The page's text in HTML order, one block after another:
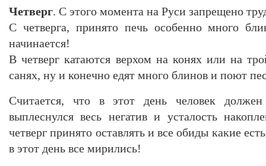
Четверг. С этого момента на Руси запрещено
С четверга, принято печь особенно много
начинается!
В четверг катаются верхом на конях или на
санях, ну и конечно едят много блинов и поют
Считается, что в этот день человек должен
выплеснулся весь негатив и усталость
четверг принято оставлять и все обиды какие
в этот день все мирились!